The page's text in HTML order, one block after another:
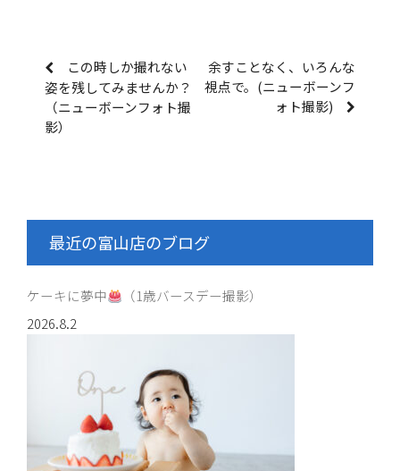
この時しか撮れない
姿を残してみませんか？
（ニューボーンフォト撮
影）
余すことなく、いろんな
視点で。(ニューボーンフ
ォト撮影)
最近の富山店のブログ
ケーキに夢中
（1歳バースデー撮影）
2026.8.2